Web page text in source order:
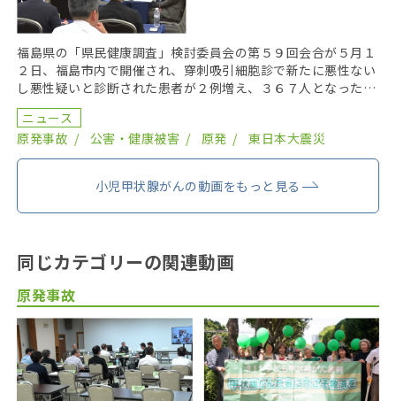
福島県の「県民健康調査」検討委員会の第５９回会合が５月１
２日、福島市内で開催され、穿刺吸引細胞診で新たに悪性ない
し悪性疑いと診断された患者が２例増え、３６７人となった。
２０１９年までにがん登録で把握された集計外の患者４７ […]
ニュース
原発事故
公害・健康被害 原発 東日本大震災
小児甲状腺がんの動画をもっと見る
同じカテゴリーの関連動画
原発事故